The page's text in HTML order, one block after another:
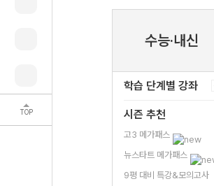
TOP
수능·내신
학습 단계별 강좌
시즌 추천
고3 메가패스
뉴스타트 메가패스
9평 대비 특강&모의고사